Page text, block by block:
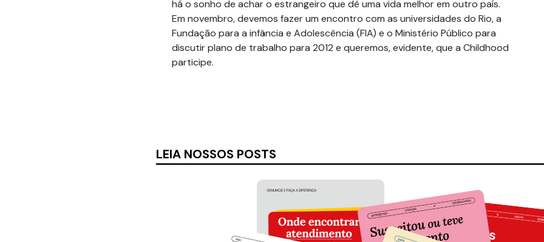
há o sonho de achar o estrangeiro que dê uma vida melhor em outro país.
Em novembro, devemos fazer um encontro com as universidades do Rio, a
Fundação para a infância e Adolescência (FIA) e o Ministério Público para
discutir plano de trabalho para 2012 e queremos, evidente, que a Childhood
participe.
LEIA NOSSOS POSTS